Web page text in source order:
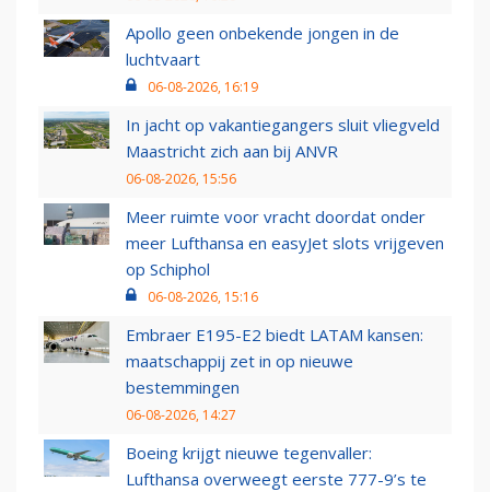
Apollo geen onbekende jongen in de
luchtvaart
06-08-2026, 16:19
In jacht op vakantiegangers sluit vliegveld
Maastricht zich aan bij ANVR
06-08-2026, 15:56
Meer ruimte voor vracht doordat onder
meer Lufthansa en easyJet slots vrijgeven
op Schiphol
06-08-2026, 15:16
Embraer E195-E2 biedt LATAM kansen:
maatschappij zet in op nieuwe
bestemmingen
06-08-2026, 14:27
Boeing krijgt nieuwe tegenvaller:
Lufthansa overweegt eerste 777-9’s te